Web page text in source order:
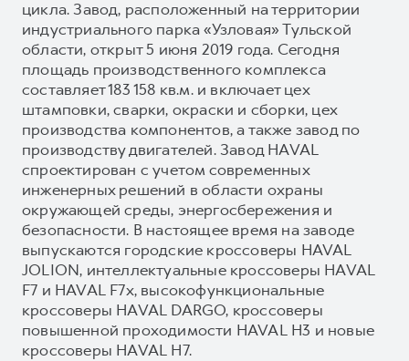
цикла. Завод, расположенный на территории
индустриального парка «Узловая» Тульской
области, открыт 5 июня 2019 года. Сегодня
площадь производственного комплекса
составляет 183 158 кв.м. и включает цех
штамповки, сварки, окраски и сборки, цех
производства компонентов, а также завод по
производству двигателей. Завод HAVAL
спроектирован с учетом современных
инженерных решений в области охраны
окружающей среды, энергосбережения и
безопасности. В настоящее время на заводе
выпускаются городские кроссоверы HAVAL
JOLION, интеллектуальные кроссоверы HAVAL
F7 и HAVAL F7x, высокофункциональные
кроссоверы HAVAL DARGO, кроссоверы
повышенной проходимости HAVAL H3 и новые
кроссоверы HAVAL H7.